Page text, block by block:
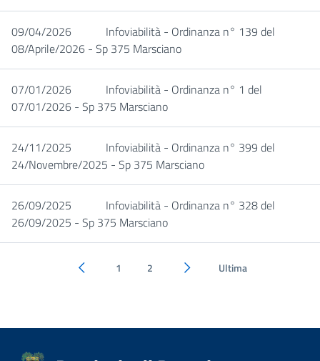
09/04/2026
Infoviabilità - Ordinanza n° 139 del
08/Aprile/2026 - Sp 375 Marsciano
07/01/2026
Infoviabilità - Ordinanza n° 1 del
07/01/2026 - Sp 375 Marsciano
24/11/2025
Infoviabilità - Ordinanza n° 399 del
24/Novembre/2025 - Sp 375 Marsciano
26/09/2025
Infoviabilità - Ordinanza n° 328 del
26/09/2025 - Sp 375 Marsciano
Pagina precedente
1 2 Pagina successiva
Ultima